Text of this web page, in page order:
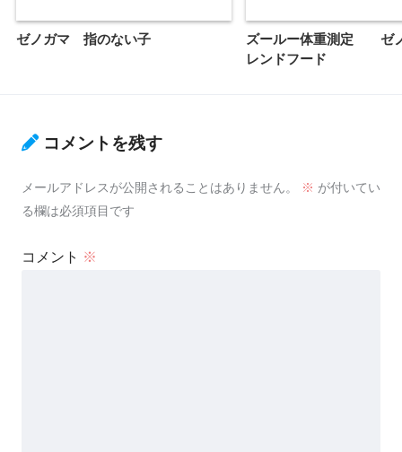
ゼノガマ 指のない子
ズールー体重測定 ゼ
レンドフード
コメントを残す
メールアドレスが公開されることはありません。 ※ が付いてい
る欄は必須項目です
コメント ※